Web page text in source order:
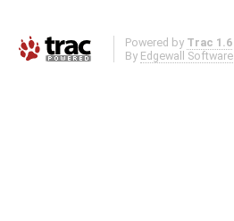
Powered by Trac 1.6
By Edgewall Software